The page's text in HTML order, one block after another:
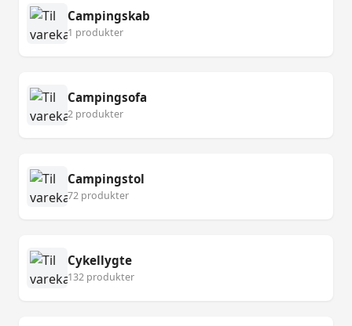
Campingskab
1 produkter
Campingsofa
2 produkter
Campingstol
72 produkter
Cykellygte
132 produkter